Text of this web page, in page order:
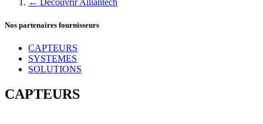
← Découvrir Alliantech
Nos partenaires fournisseurs
CAPTEURS
SYSTEMES
SOLUTIONS
CAPTEURS